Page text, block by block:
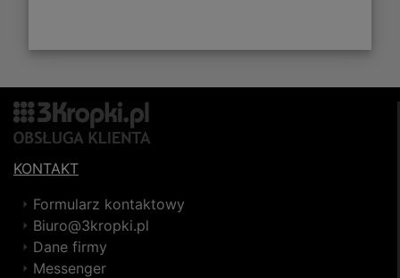
KONTAKT
Formularz kontaktowy
Biuro@3kropki.pl
Dane firmy
Messenger